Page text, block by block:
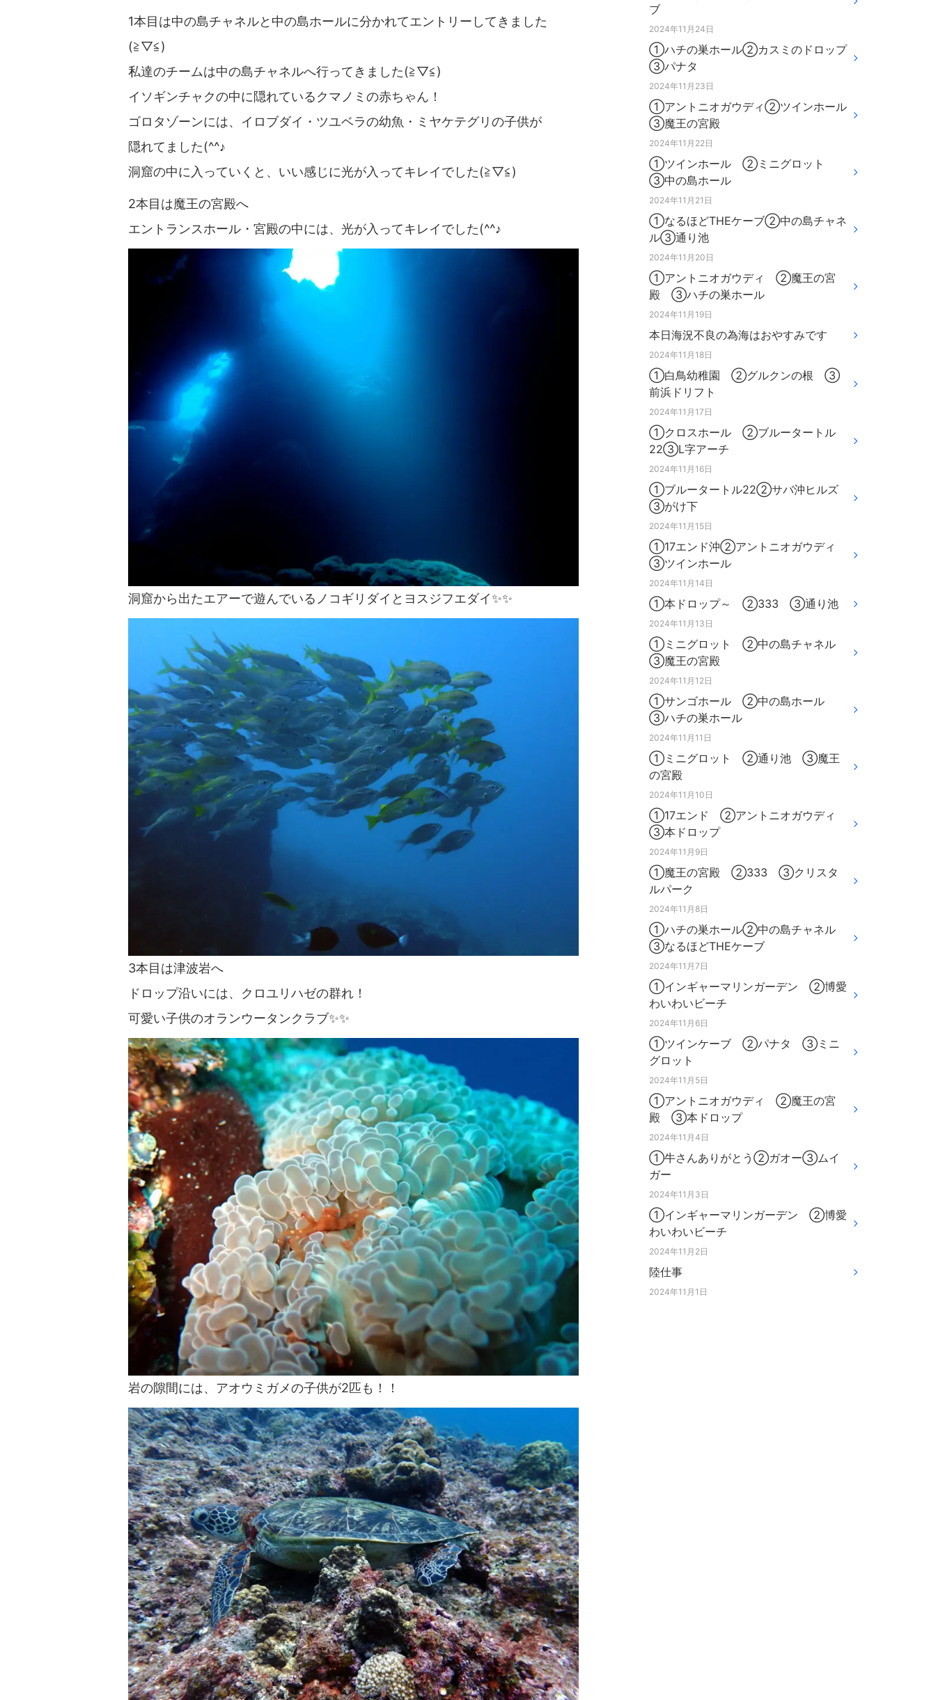
1本目は中の島チャネルと中の島ホールに分かれてエントリーしてきました
(≧▽≦)
私達のチームは中の島チャネルへ行ってきました(≧▽≦)
イソギンチャクの中に隠れているクマノミの赤ちゃん！
ゴロタゾーンには、イロブダイ・ツユベラの幼魚・ミヤケテグリの子供が
隠れてました(^^♪
洞窟の中に入っていくと、いい感じに光が入ってキレイでした(≧▽≦)
2本目は魔王の宮殿へ
エントランスホール・宮殿の中には、光が入ってキレイでした(^^♪
洞窟から出たエアーで遊んでいるノコギリダイとヨスジフエダイ✨✨
3本目は津波岩へ
ドロップ沿いには、クロユリハゼの群れ！
可愛い子供のオランウータンクラブ✨✨
岩の隙間には、アオウミガメの子供が2匹も！！
ブ
2024年11月24日
①ハチの巣ホール②カスミのドロップ
③パナタ
2024年11月23日
①アントニオガウディ②ツインホール
③魔王の宮殿
2024年11月22日
①ツインホール ②ミニグロット
③中の島ホール
2024年11月21日
①なるほどTHEケーブ②中の島チャネ
ル③通り池
2024年11月20日
①アントニオガウディ ②魔王の宮
殿 ③ハチの巣ホール
2024年11月19日
本日海況不良の為海はおやすみです
2024年11月18日
①白鳥幼稚園 ②グルクンの根 ③
前浜ドリフト
2024年11月17日
①クロスホール ②ブルータートル
22③L字アーチ
2024年11月16日
①ブルータートル22②サバ沖ヒルズ
③がけ下
2024年11月15日
①17エンド沖②アントニオガウディ
③ツインホール
2024年11月14日
①本ドロップ～ ②333 ③通り池
2024年11月13日
①ミニグロット ②中の島チャネル
③魔王の宮殿
2024年11月12日
①サンゴホール ②中の島ホール
③ハチの巣ホール
2024年11月11日
①ミニグロット ②通り池 ③魔王
の宮殿
2024年11月10日
①17エンド ②アントニオガウディ
③本ドロップ
2024年11月9日
①魔王の宮殿 ②333 ③クリスタ
ルパーク
2024年11月8日
①ハチの巣ホール②中の島チャネル
③なるほどTHEケーブ
2024年11月7日
①インギャーマリンガーデン ②博愛
わいわいビーチ
2024年11月6日
①ツインケーブ ②パナタ ③ミニ
グロット
2024年11月5日
①アントニオガウディ ②魔王の宮
殿 ③本ドロップ
2024年11月4日
①牛さんありがとう②ガオー③ムイ
ガー
2024年11月3日
①インギャーマリンガーデン ②博愛
わいわいビーチ
2024年11月2日
陸仕事
2024年11月1日